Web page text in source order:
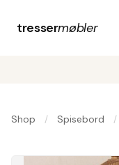
tressermøbler
Shop / Spisebord /